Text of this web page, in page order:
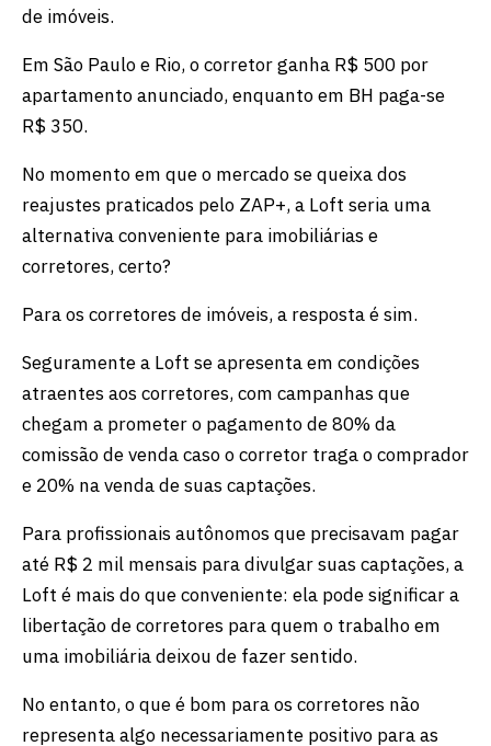
de imóveis.
Em São Paulo e Rio, o corretor ganha R$ 500 por
apartamento anunciado, enquanto em BH paga-se
R$ 350.
No momento em que o mercado se queixa dos
reajustes praticados pelo ZAP+, a Loft seria uma
alternativa conveniente para imobiliárias e
corretores, certo?
Para os corretores de imóveis, a resposta é sim.
Seguramente a Loft se apresenta em condições
atraentes aos corretores, com campanhas que
chegam a prometer o pagamento de 80% da
comissão de venda caso o corretor traga o comprador
e 20% na venda de suas captações.
Para profissionais autônomos que precisavam pagar
até R$ 2 mil mensais para divulgar suas captações, a
Loft é mais do que conveniente: ela pode significar a
libertação de corretores para quem o trabalho em
uma imobiliária deixou de fazer sentido.
No entanto, o que é bom para os corretores não
representa algo necessariamente positivo para as